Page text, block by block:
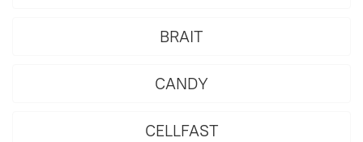
BRAIT
CANDY
CELLFAST